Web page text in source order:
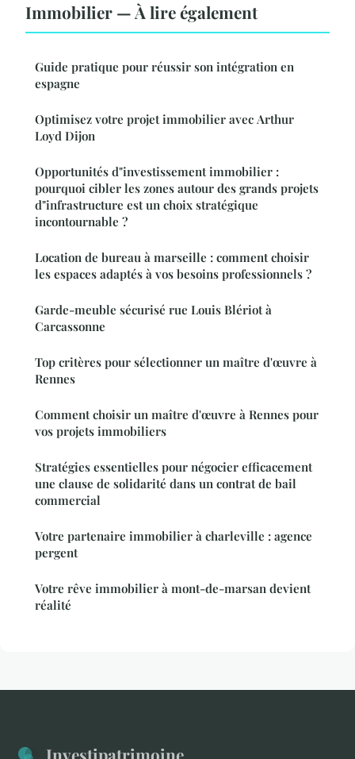
Immobilier — À lire également
Guide pratique pour réussir son intégration en
espagne
Optimisez votre projet immobilier avec Arthur
Loyd Dijon
Opportunités d"investissement immobilier :
pourquoi cibler les zones autour des grands projets
d"infrastructure est un choix stratégique
incontournable ?
Location de bureau à marseille : comment choisir
les espaces adaptés à vos besoins professionnels ?
Garde-meuble sécurisé rue Louis Blériot à
Carcassonne
Top critères pour sélectionner un maître d'œuvre à
Rennes
Comment choisir un maître d'œuvre à Rennes pour
vos projets immobiliers
Stratégies essentielles pour négocier efficacement
une clause de solidarité dans un contrat de bail
commercial
Votre partenaire immobilier à charleville : agence
pergent
Votre rêve immobilier à mont-de-marsan devient
réalité
Investipatrimoine